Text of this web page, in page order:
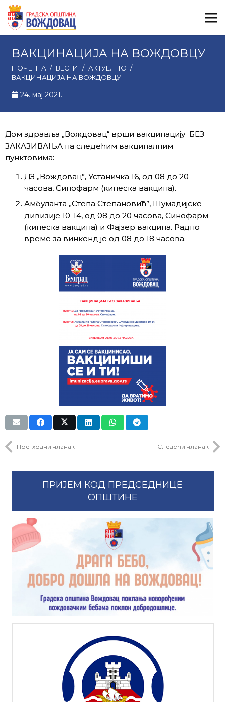
ВАКЦИНАЦИЈА НА ВОЖДОВЦУ
ПОЧЕТНА / ВЕСТИ / АКТУЕЛНО /
ВАКЦИНАЦИЈА НА ВОЖДОВЦУ
24. мај 2021.
Дом здравља „Вождовац“ врши вакцинацију БЕЗ
ЗАКАЗИВАЊА на следећим вакциналним
пунктовима:
ДЗ „Вождовац”, Устаничка 16, од 08 до 20
часова, Синофарм (кинеска вакцина).
Амбуланта „Степа Степановић”, Шумадијске
дивизије 10-14, од 08 до 20 часова, Синофарм
(кинеска вакцина) и Фајзер вакцина. Радно
време за винкенд је од 08 до 18 часова.
Претходни чланак Следећи чланак
ПРИЈЕМ КОД ПРЕДСЕДНИЦЕ
ОПШТИНЕ